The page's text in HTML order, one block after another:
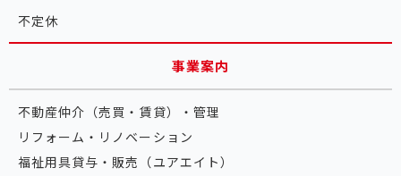
不定休
事業案内
不動産仲介（売買・賃貸）・管理
リフォーム・リノベーション
福祉用具貸与・販売（ユアエイト）